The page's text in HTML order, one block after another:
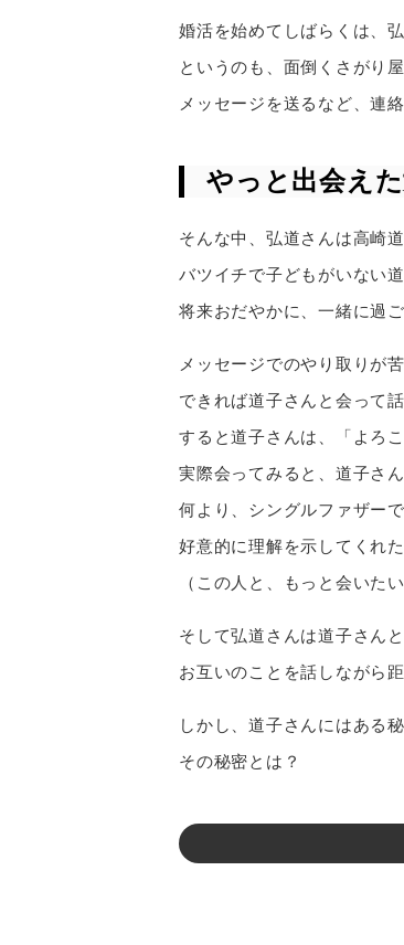
婚活を始めてしばらくは、
というのも、面倒くさがり
メッセージを送るなど、連
やっと出会え
そんな中、弘道さんは高崎
バツイチで子どもがいない
将来おだやかに、一緒に過
メッセージでのやり取りが
できれば道子さんと会って
すると道子さんは、「よろ
実際会ってみると、道子さ
何より、シングルファザー
好意的に理解を示してくれ
（この人と、もっと会いた
そして弘道さんは道子さん
お互いのことを話しながら
しかし、道子さんにはある
その秘密とは？